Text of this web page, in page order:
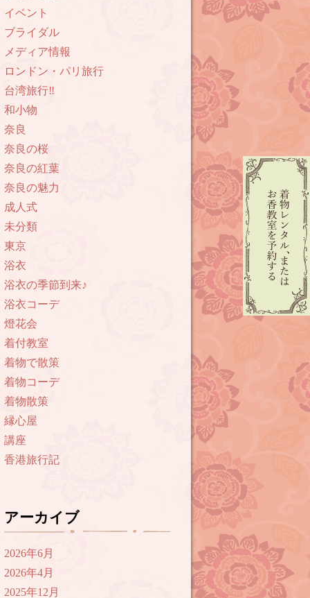
イベント
ブライダル
メディア情報
ロンドン・パリ旅行
台湾旅行‼︎
和小物
奈良
奈良の桜
奈良の紅葉
奈良の魅力
成人式
未分類
東京
浴衣
浴衣の季節到来♪
浴衣コーデ
燈花会
着付教室
着物で散策
着物コーデ
着物散策
縁心屋
講座
香港旅行記
アーカイブ
2026年6月
2026年4月
2025年12月